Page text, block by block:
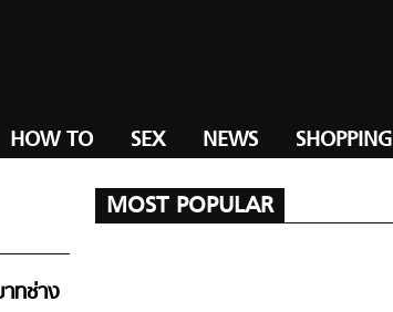
HOW TO SEX NEWS SHOPPING
ทช่าง
MOST POPULAR